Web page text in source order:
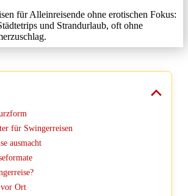
für Alleinreisende ohne erotischen Fokus:
und Strandurlaub, oft ohne
für Swingerreisen
ausmacht
Ort